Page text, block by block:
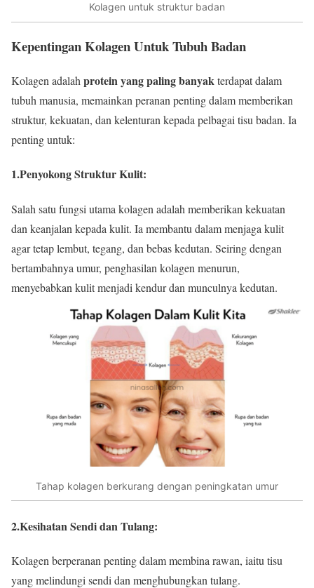
Kolagen untuk struktur badan
Kepentingan Kolagen Untuk Tubuh Badan
Kolagen adalah protein yang paling banyakterdapat dalam
tubuh manusia, memainkan peranan penting dalam memberikan
struktur, kekuatan, dan kelenturan kepada pelbagai tisu badan. Ia
penting untuk:
1.Penyokong Struktur Kulit:
Salah satu fungsi utama kolagen adalah memberikan kekuatan
dan keanjalan kepada kulit. Ia membantu dalam menjaga kulit
agar tetap lembut, tegang, dan bebas kedutan. Seiring dengan
bertambahnya umur, penghasilan kolagen menurun,
menyebabkan kulit menjadi kendur dan munculnya kedutan.
Tahap kolagen berkurang dengan peningkatan umur
2.Kesihatan Sendi dan Tulang:
Kolagen berperanan penting dalam membina rawan, iaitu tisu
yang melindungi sendi dan menghubungkan tulang.